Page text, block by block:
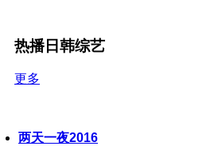
热播日韩综艺
更多
两天一夜2016